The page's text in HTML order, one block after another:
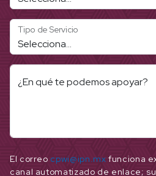
¿En qué te podemos apoyar?
canal automatizado de enlace;
canalizada a la cuenta